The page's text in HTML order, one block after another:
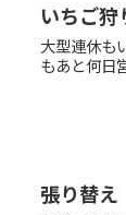
いちご狩
大型連休も
もあと何日
張り替え